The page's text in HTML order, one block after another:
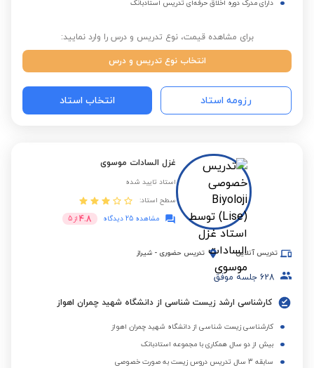
دارای مدرک دوره اخلاق حرفه‌ای تدریس استادبانک
برای مشاهده قیمت، نوع تدریس و درس را وارد نمایید:
انتخاب نوع تدریس و درس
رزومه استاد انتخاب استاد
غزل السادات موسوی
استاد تایید شده
سطح استاد:
مشاهده 25 دیدگاه
4.8 از 5
تدریس آنلاین تدریس حضوری - شیراز
628 جلسه موفق
کارشناسی ارشد زیست شناسی از دانشگاه شهید چمران اهواز
کارشناسی زیست شناسی از دانشگاه شهید چمران اهواز
بیش از دو سال همکاری با مجموعه استادبانک
سابقه 3 سال تدریس دروس زیست به صورت خصوصی